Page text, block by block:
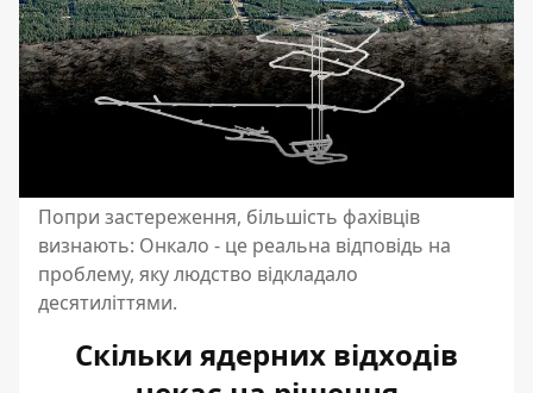
Попри застереження, більшість фахівців
визнають: Онкало - це реальна відповідь на
проблему, яку людство відкладало
десятиліттями.
Скільки ядерних відходів